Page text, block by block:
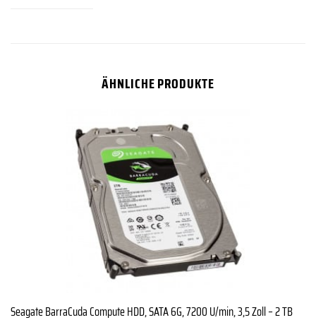
ÄHNLICHE PRODUKTE
Seagate BarraCuda Compute HDD, SATA 6G, 7200 U/min, 3,5 Zoll – 2 TB